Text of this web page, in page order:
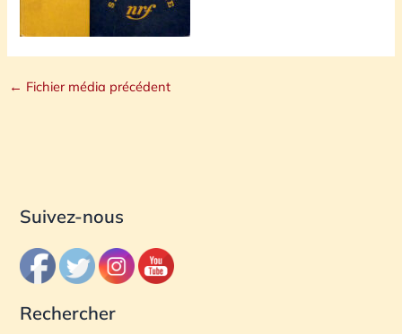
← Fichier média précédent
Suivez-nous
Rechercher